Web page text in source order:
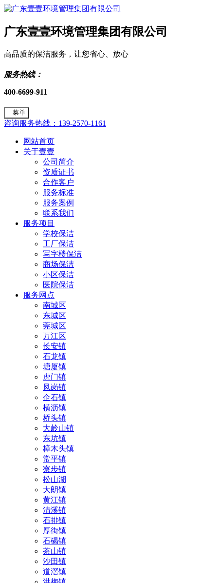
广东壹壹环境管理集团有限公司
高品质的保洁服务，让您省心、放心
服务热线：
400-6699-911
菜单
咨询服务热线：139-2570-1161
网站首页
关于壹壹
公司简介
资质证书
合作客户
服务标准
服务案例
联系我们
服务项目
学校保洁
工厂保洁
写字楼保洁
商场保洁
小区保洁
医院保洁
服务网点
南城区
东城区
莞城区
万江区
长安镇
石龙镇
塘厦镇
虎门镇
凤岗镇
企石镇
横沥镇
桥头镇
大岭山镇
东坑镇
樟木头镇
常平镇
寮步镇
松山湖
大朗镇
黄江镇
清溪镇
石排镇
厚街镇
石碣镇
茶山镇
沙田镇
道滘镇